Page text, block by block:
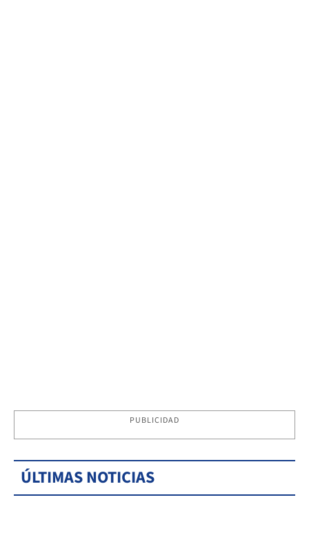
PUBLICIDAD
ÚLTIMAS NOTICIAS